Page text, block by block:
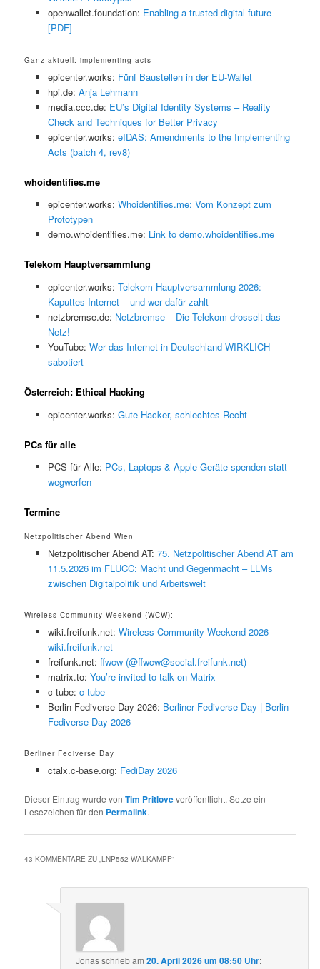
openwallet.foundation: Enabling a trusted digital future
[PDF]
Ganz aktuell: implementing acts
epicenter.works: Fünf Baustellen in der EU-Wallet
hpi.de: Anja Lehmann
media.ccc.de: EU’s Digital Identity Systems – Reality
Check and Techniques for Better Privacy
epicenter.works: eIDAS: Amendments to the Implementing
Acts (batch 4, rev8)
whoidentifies.me
epicenter.works: Whoidentifies.me: Vom Konzept zum
Prototypen
demo.whoidentifies.me: Link to demo.whoidentifies.me
Telekom Hauptversammlung
epicenter.works: Telekom Hauptversammlung 2026:
Kaputtes Internet – und wer dafür zahlt
netzbremse.de: Netzbremse – Die Telekom drosselt das
Netz!
YouTube: Wer das Internet in Deutschland WIRKLICH
sabotiert
Österreich: Ethical Hacking
epicenter.works: Gute Hacker, schlechtes Recht
PCs für alle
PCS für Alle: PCs, Laptops & Apple Geräte spenden statt
wegwerfen
Termine
Netzpolitischer Abend Wien
Netzpolitischer Abend AT: 75. Netzpolitischer Abend AT am
11.5.2026 im FLUCC: Macht und Gegenmacht – LLMs
zwischen Digitalpolitik und Arbeitswelt
Wireless Community Weekend (WCW):
wiki.freifunk.net: Wireless Community Weekend 2026 –
wiki.freifunk.net
freifunk.net: ffwcw (@ffwcw@social.freifunk.net)
matrix.to: You’re invited to talk on Matrix
c-tube: c-tube
Berlin Fediverse Day 2026: Berliner Fediverse Day | Berlin
Fediverse Day 2026
Berliner Fediverse Day
ctalx.c-base.org: FediDay 2026
Dieser Eintrag wurde vonTim Pritloveveröffentlicht. Setze ein
Lesezeichen für den Permalink.
43 KOMMENTARE ZU „LNP552 WALKAMPF“
Jonasschriebam20. April 2026 um 08:50 Uhr: